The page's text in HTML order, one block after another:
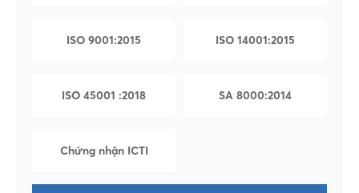
ISO 9001:2015 ISO 14001:2015
ISO 45001 :2018 SA 8000:2014
Chứng nhận ICTI